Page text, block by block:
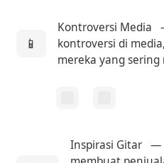
📱
Kontroversi Media
kontroversi di
mereka yang
Inspirasi Gitar —